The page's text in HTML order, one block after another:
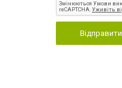
Відправити